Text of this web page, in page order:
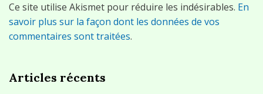
Ce site utilise Akismet pour réduire les indésirables. En
savoir plus sur la façon dont les données de vos
commentaires sont traitées.
Articles récents